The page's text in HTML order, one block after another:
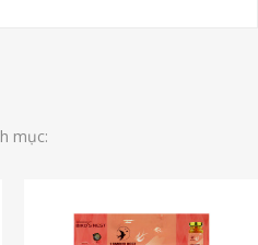
mục: